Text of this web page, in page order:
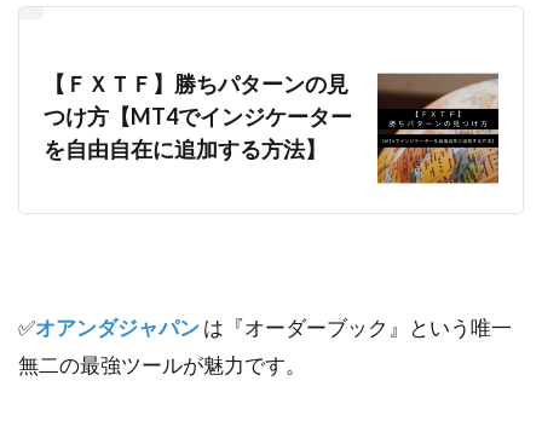
【ＦＸＴＦ】勝ちパターンの見
つけ方【MT4でインジケーター
を自由自在に追加する方法】
✅オアンダジャパンは『オーダーブック』という唯一
無二の最強ツールが魅力です。